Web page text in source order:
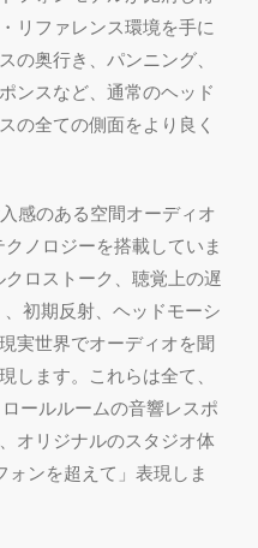
リファレンス環境を手に
の奥行き、パンニング、
ンスなど、通常のヘッド
の全ての側面をより良く
感のある空間オーディオ
ノロジーを搭載していま
ロストーク、聴覚上の遅
初期反射、ヘッドモーシ
実世界でオーディオを聞
します。これらは全て、
ールルームの音響レスポ
オリジナルのスタジオ体
ンを超えて」表現しま